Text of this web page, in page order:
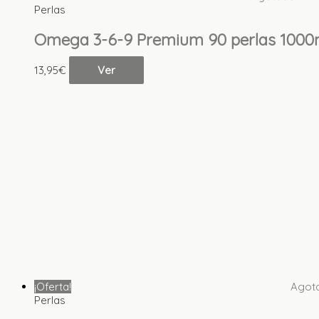
Perlas
Omega 3-6-9 Premium 90 perlas
13,95€ Ver
¡Oferta!
Perlas